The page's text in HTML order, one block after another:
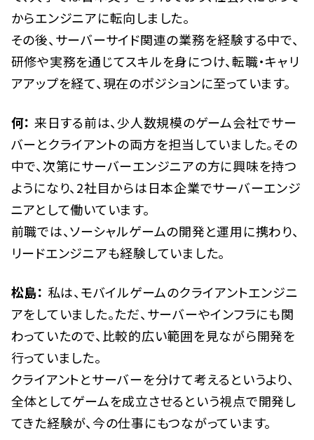
からエンジニアに転向しました。
その後、サーバーサイド関連の業務を経験する中で、
研修や実務を通じてスキルを身につけ、転職・キャリ
アアップを経て、現在のポジションに至っています。
何： 来日する前は、少人数規模のゲーム会社でサー
バーとクライアントの両方を担当していました。その
中で、次第にサーバーエンジニアの方に興味を持つ
ようになり、2社目からは日本企業でサーバーエンジ
ニアとして働いています。
前職では、ソーシャルゲームの開発と運用に携わり、
リードエンジニアも経験していました。
松島： 私は、モバイルゲームのクライアントエンジニ
アをしていました。ただ、サーバーやインフラにも関
わっていたので、比較的広い範囲を見ながら開発を
行っていました。
クライアントとサーバーを分けて考えるというより、
全体としてゲームを成立させるという視点で開発し
てきた経験が、今の仕事にもつながっています。